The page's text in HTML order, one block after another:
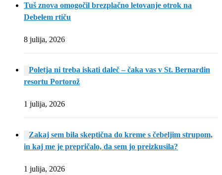
Tuš znova omogočil brezplačno letovanje otrok na
Debelem rtiču
8 julija, 2026
Poletja ni treba iskati daleč – čaka vas v St. Bernardin
resortu Portorož
1 julija, 2026
Zakaj sem bila skeptična do kreme s čebeljim strupom,
in kaj me je prepričalo, da sem jo preizkusila?
1 julija, 2026